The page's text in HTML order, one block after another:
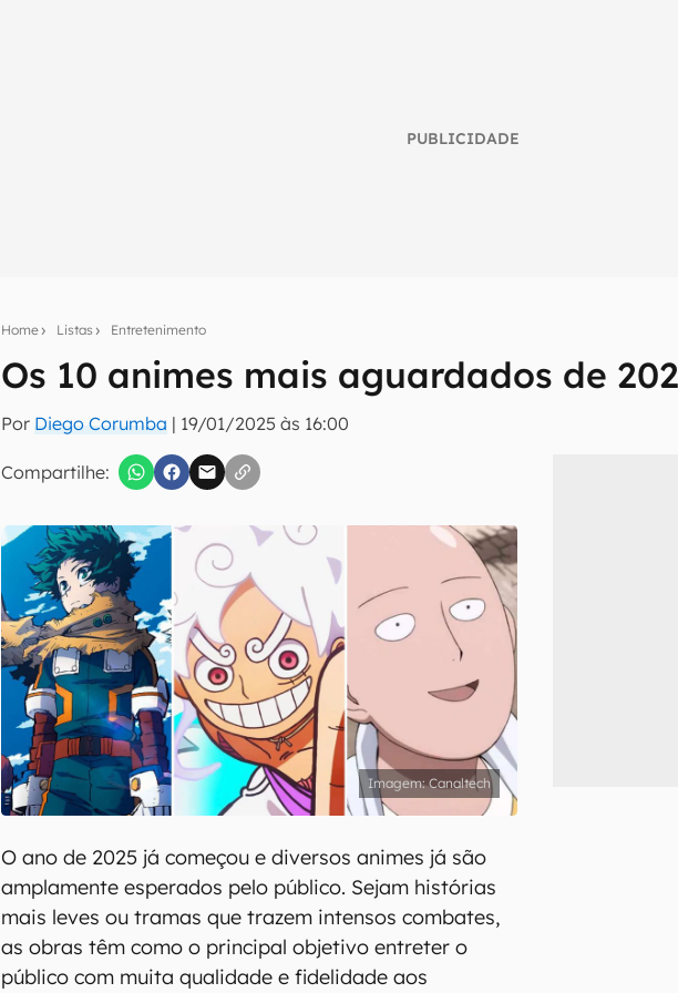
PUBLICIDADE
Home Listas Entretenimento
Os 10 animes mais aguardados de
Por Diego Corumba | 19/01/2025 às 16:00
Compartilhe:
Seu resumo inteligente do mundo tech!
Assine a newsletter do Canaltech e receba notícias e reviews sobre tecnologia
inscreva-se
Confirmo que li, aceito e concordo com os
Canaltech
O ano de 2025 já começou e diversos animes já são
amplamente esperados pelo público. Sejam histórias
mais leves ou tramas que trazem intensos combates,
as obras têm como o principal objetivo entreter o
público com muita qualidade e fidelidade aos